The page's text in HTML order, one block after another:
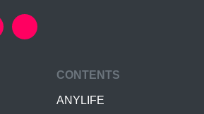
CONTENTS
ANYLIFE